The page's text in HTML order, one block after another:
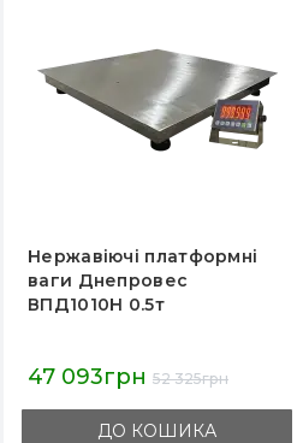
Нержавіючі платформні
ваги Днепровес ВПД0808
0.5т
45 437грн 50 485грн
ДО КОШИКА